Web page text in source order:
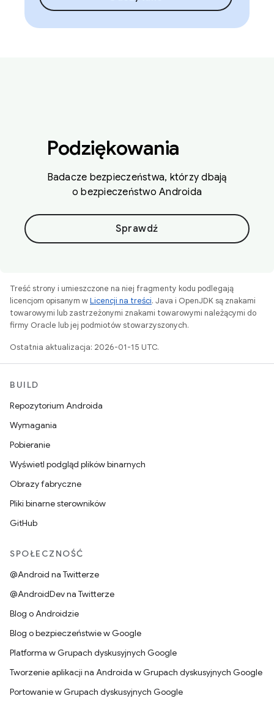
Podziękowania
Badacze bezpieczeństwa, którzy dbają
o bezpieczeństwo Androida
Sprawdź
Treść strony i umieszczone na niej fragmenty kodu podlegają
licencjom opisanym wLicencji na treści. Java i OpenJDK są znakami
towarowymi lub zastrzeżonymi znakami towarowymi należącymi do
firmy Oracle lub jej podmiotów stowarzyszonych.
Ostatnia aktualizacja: 2026-01-15 UTC.
BUILD
Repozytorium Androida
Wymagania
Pobieranie
Wyświetl podgląd plików binarnych
Obrazy fabryczne
Pliki binarne sterowników
GitHub
SPOŁECZNOŚĆ
@Android na Twitterze
@AndroidDev na Twitterze
Blog o Androidzie
Blog o bezpieczeństwie w Google
Platforma w Grupach dyskusyjnych Google
Tworzenie aplikacji na Androida w Grupach dyskusyjnych Google
Portowanie w Grupach dyskusyjnych Google